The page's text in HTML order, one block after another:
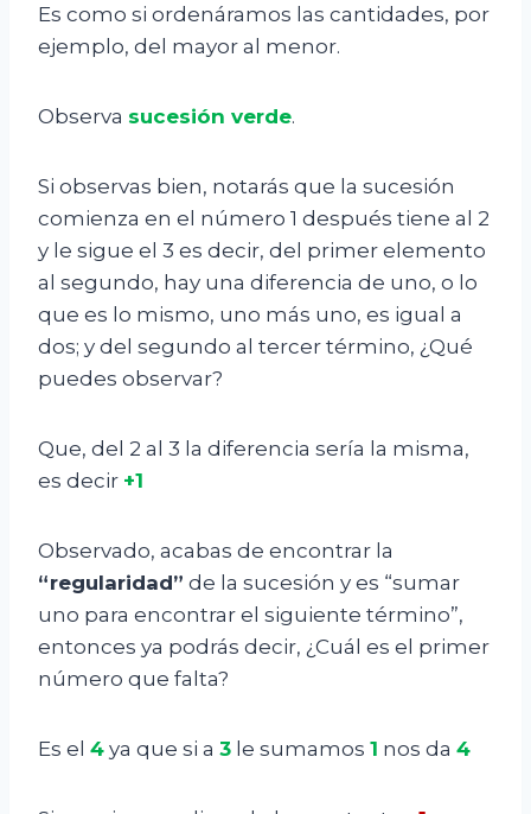
Es como si ordenáramos las cantidades, por
ejemplo, del mayor al menor.
Observa sucesión verde.
Si observas bien, notarás que la sucesión
comienza en el número 1 después tiene al 2
y le sigue el 3 es decir, del primer elemento
al segundo, hay una diferencia de uno, o lo
que es lo mismo, uno más uno, es igual a
dos; y del segundo al tercer término, ¿Qué
puedes observar?
Que, del 2 al 3 la diferencia sería la misma,
es decir +1
Observado, acabas de encontrar la
“regularidad” de la sucesión y es “sumar
uno para encontrar el siguiente término”,
entonces ya podrás decir, ¿Cuál es el primer
número que falta?
Es el 4 ya que si a 3 le sumamos 1 nos da 4